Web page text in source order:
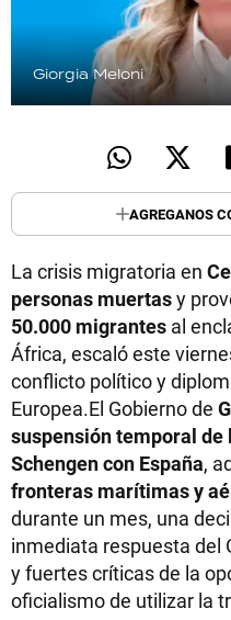
Giorgia Meloni
AGREGANOS
La crisis migratoria en
personas muertasy
50.000 migrantes al
África, escaló este
conflicto político y
Europea.El Gobierno de
suspensión temporal
Schengen con España,
fronteras marítimas y
durante un mes, una
inmediata respuesta del
y fuertes críticas de la
oficialismo de utilizar la